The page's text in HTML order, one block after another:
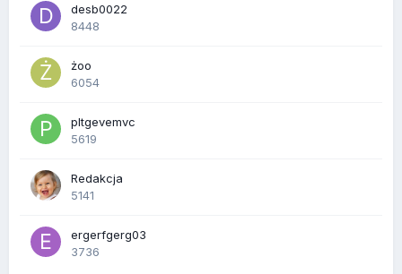
desb0022
8448
żoo
6054
pltgevemvc
5619
Redakcja
5141
ergerfgerg03
3736